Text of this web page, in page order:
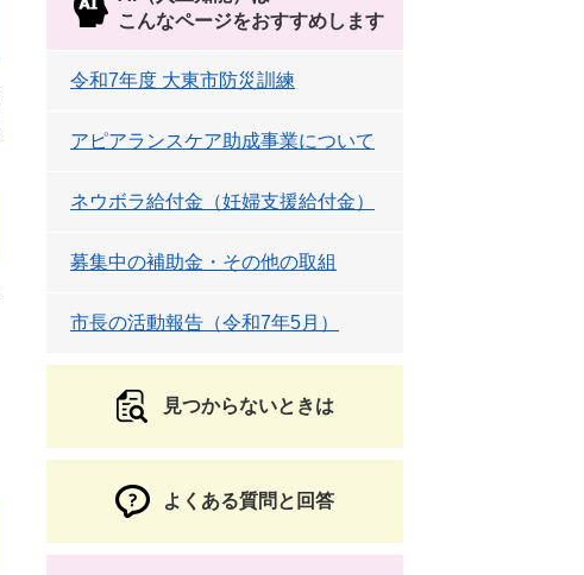
こんなページをおすすめします
令和7年度 大東市防災訓練
アピアランスケア助成事業について
ネウボラ給付金（妊婦支援給付金）
募集中の補助金・その他の取組
市長の活動報告（令和7年5月）
見つからないときは
よくある質問と回答